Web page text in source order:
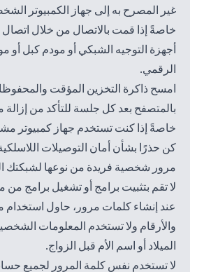
غير المصرح به إلى جهاز الكمبيوتر
خاصةً إذا قمت بالاتصال من خلال اتصال
أجهزة التوجيه الشبكي أو مودم كبل
الرقمي.
امسح ذاكرة التخزين المؤقت
بالمتصفح بعد كل جلسة للتأكد من
خاصةً إذا كنت تستخدم جهاز كمبيوتر
كن حذرًا بشأن أمان التوصيلات
مرور شخصية فريدة من نوعها لشبكتك
لا تقم بتثبيت برامج أو تشغيل برامج
عند إنشاء كلمات مرور، حاول
والأرقام ولا تستخدم المعلومات
الميلاد أو اسم الأم قبل الزواج.
لا تستخدم نفس كلمة المرور لجميع